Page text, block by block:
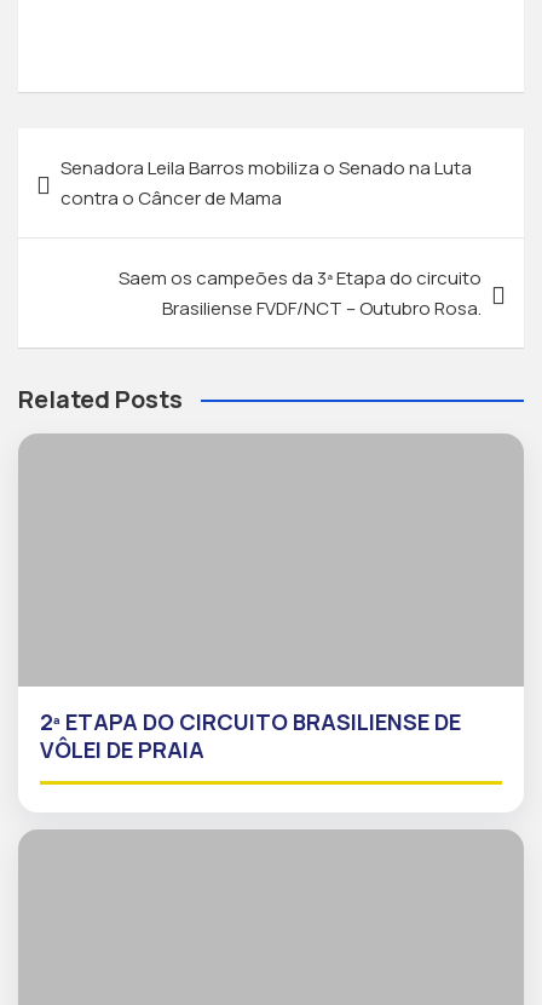
Senadora Leila Barros mobiliza o Senado na Luta
contra o Câncer de Mama
Saem os campeões da 3ª Etapa do circuito
Brasiliense FVDF/NCT – Outubro Rosa.
Related Posts
2ª ETAPA DO CIRCUITO BRASILIENSE DE
VÔLEI DE PRAIA